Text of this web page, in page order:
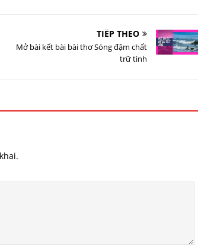
TIẾP THEO
Mở bài kết bài bài thơ Sóng đậm chất
trữ tình